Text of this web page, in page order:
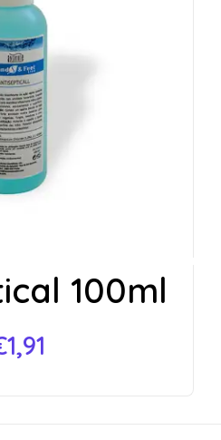
100ml
1,91